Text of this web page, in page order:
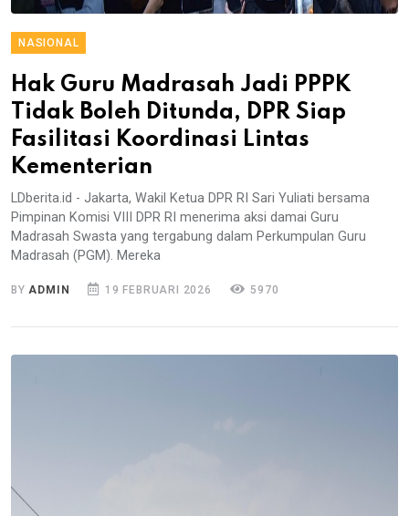
NASIONAL
Hak Guru Madrasah Jadi PPPK
Tidak Boleh Ditunda, DPR Siap
Fasilitasi Koordinasi Lintas
Kementerian
LDberita.id - Jakarta, Wakil Ketua DPR RI Sari Yuliati bersama
Pimpinan Komisi VIII DPR RI menerima aksi damai Guru
Madrasah Swasta yang tergabung dalam Perkumpulan Guru
Madrasah (PGM). Mereka
BY ADMIN 19 FEBRUARI 2026 5970